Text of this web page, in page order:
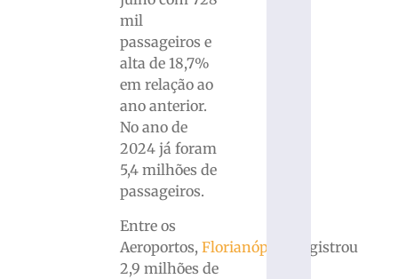
mil
passageiros e
alta de 18,7%
em relação ao
ano anterior.
No ano de
2024 já foram
5,4 milhões de
passageiros.
Entre os
Aeroportos,Florianópolis
registrou
2,9 milhões de